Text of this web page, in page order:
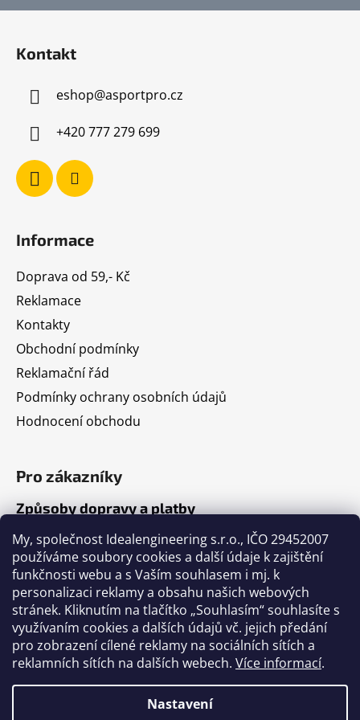
My, společnost Idealengineering s.r.o., IČO 29452007
používáme soubory cookies a další údaje k zajištění
funkčnosti webu a s Vaším souhlasem i mj. k
personalizaci reklamy a obsahu našich webových
stránek. Kliknutím na tlačítko „Souhlasím“ souhlasíte s
využívaním cookies a dalších údajů vč. jejich předání
pro zobrazení cílené reklamy na sociálních sítích a
reklamních sítích na dalších webech. Více informací.
Nastavení
Kontakt
eshop@asportpro.cz
+420 777 279 699
Informace
Doprava od 59,- Kč
Reklamace
Kontakty
Obchodní podmínky
Reklamační řád
Podmínky ochrany osobních údajů
Hodnocení obchodu
Pro zákazníky
Způsoby dopravy a platby
Jak nakupovat
Články
Výběr volejbalového míče
Výběr fotbalového míče
Tabulka velikostí míčů